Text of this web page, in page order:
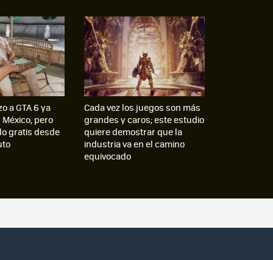
a GTA 6 ya
pero
gratis desde
Cada vez los juegos son más
grandes y caros; este estudio
quiere demostrar que la
industria va en el camino
equivocado